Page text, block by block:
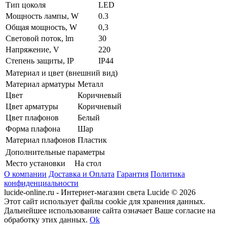
Тип цоколя
LED
Мощность лампы, W
0.3
Общая мощность, W
0,3
Световой поток, lm
30
Напряжение, V
220
Степень защиты, IP
IP44
Материал и цвет (внешний вид)
Материал арматуры Металл
Цвет
Коричневый
Цвет арматуры
Коричневый
Цвет плафонов
Белый
Форма плафона
Шар
Материал плафонов Пластик
Дополнительные параметры
Место установки
На стол
О компании Доставка и Оплата Гарантия Политика
конфиденциальности
lucide-online.ru - Интернет-магазин света Lucide © 2026
Этот сайт использует файлы cookie для хранения данных.
Дальнейшее использование сайта означает Ваше согласие на
обработку этих данных. Ok